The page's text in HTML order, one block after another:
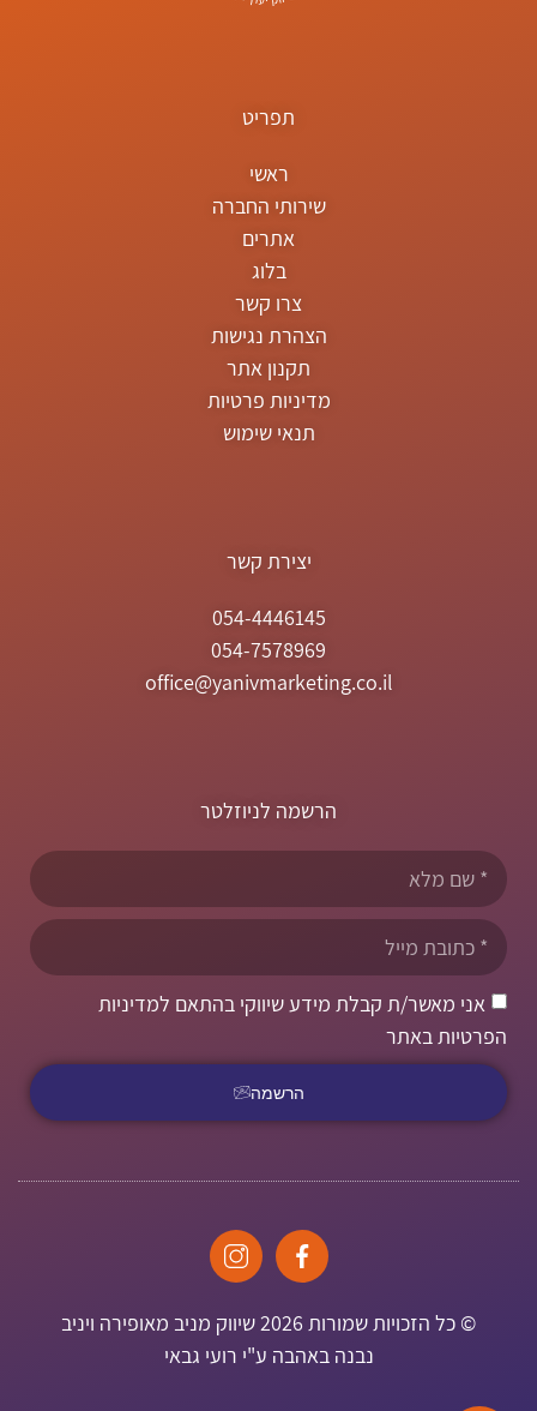
תפריט
ראשי
שירותי החברה
אתרים
בלוג
צרו קשר
הצהרת נגישות
תקנון אתר
מדיניות פרטיות
תנאי שימוש
יצירת קשר
054-4446145
054-7578969
office@yanivmarketing.co.il
הרשמה לניוזלטר
אני מאשר/ת קבלת מידע שיווקי בהתאם למדיניות
הפרטיות באתר
הרשמה
© כל הזכויות שמורות 2026 שיווק מניב מאופירה ויניב
נבנה באהבה ע"י רועי גבאי